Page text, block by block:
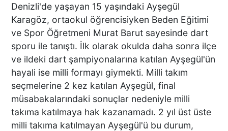
Denizli'de yaşayan 15 yaşındaki Ayşegül
Karagöz, ortaokul öğrencisiyken Beden Eğitimi
ve Spor Öğretmeni Murat Barut sayesinde dart
sporu ile tanıştı. İlk olarak okulda daha sonra ilçe
ve ildeki dart şampiyonalarına katılan Ayşegül'ün
hayali ise milli formayı giymekti. Milli takım
seçmelerine 2 kez katılan Ayşegül, final
müsabakalarındaki sonuçlar nedeniyle milli
takıma katılmaya hak kazanamadı. 2 yıl üst üste
milli takıma katılmayan Ayşegül'ü bu durum,